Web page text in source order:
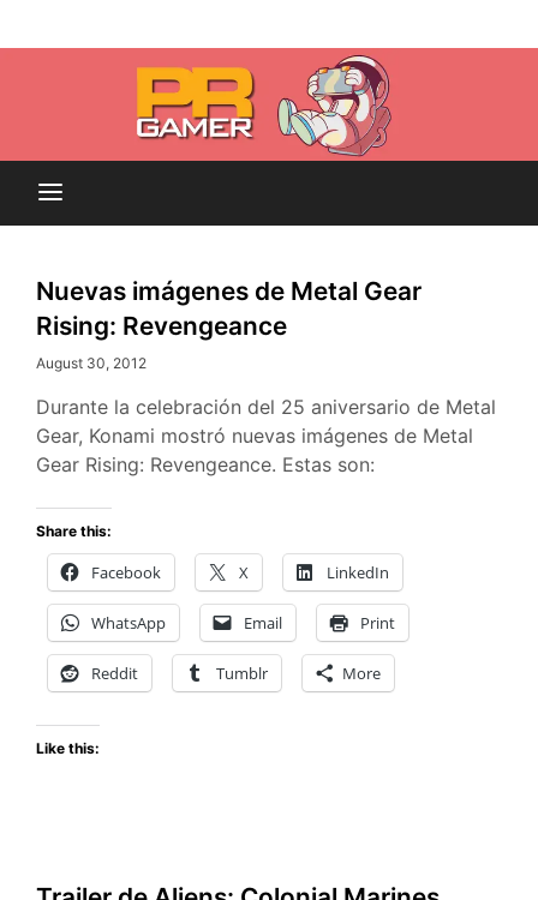
to
PR-Gamer
películas y series
Nuevas imágenes de Metal Gear
Rising: Revengeance
August 30, 2012
Durante la celebración del 25 aniversario de Metal
Gear, Konami mostró nuevas imágenes de Metal
Gear Rising: Revengeance. Estas son:
Share this:
Facebook X LinkedIn
WhatsApp Email Print
Reddit Tumblr More
Like this: